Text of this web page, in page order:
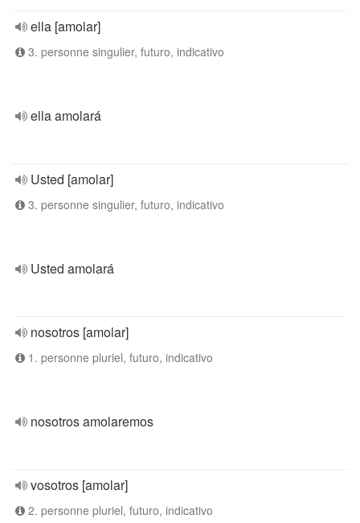
ella [amolar]
3. personne singulier, futuro, indicativo
ella amolará
Usted [amolar]
3. personne singulier, futuro, indicativo
Usted amolará
nosotros [amolar]
1. personne pluriel, futuro, indicativo
nosotros amolaremos
vosotros [amolar]
2. personne pluriel, futuro, indicativo